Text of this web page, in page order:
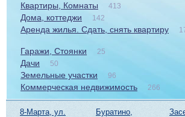
Квартиры, Комнаты 413
Дома, коттеджи 142
Аренда жилья. Сдать, снять квартиру
Гаражи, Стоянки 25
Дачи 50
Земельные участки 96
Коммерческая недвижимость 266
8-Марта, ул.
Буратино,